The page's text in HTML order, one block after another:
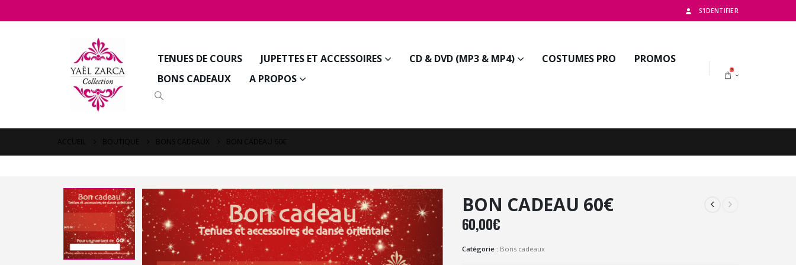
S'IDENTIFIER
TENUES DE COURS JUPETTES ET ACCESSOIRES CD & DVD (MP3 & MP4) COSTUMES PRO
PROMOS
BONS CADEAUX
A PROPOS
0
BON CADEAU 60€
60,00€
Catégorie : Bons cadeaux